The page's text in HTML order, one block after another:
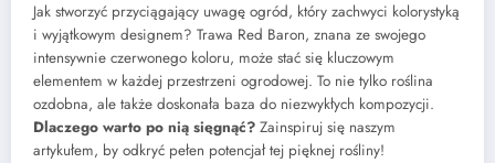
Jak stworzyć przyciągający uwagę ogród, który zachwyci kolorystyką
i wyjątkowym designem? Trawa Red Baron, znana ze swojego
intensywnie czerwonego koloru, może stać się kluczowym
elementem w każdej przestrzeni ogrodowej. To nie tylko roślina
ozdobna, ale także doskonała baza do niezwykłych kompozycji.
Dlaczego warto po nią sięgnąć? Zainspiruj się naszym
artykułem, by odkryć pełen potencjał tej pięknej rośliny!